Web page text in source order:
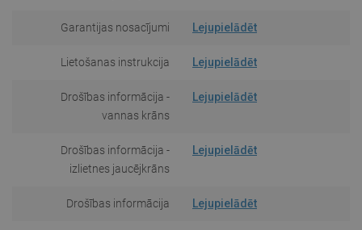
Garantijas nosacījumi Lejupielādēt
Lietošanas instrukcija Lejupielādēt
Drošības informācija -
vannas krāns
Lejupielādēt
Drošības informācija -
izlietnes jaucējkrāns
Lejupielādēt
Drošības informācija Lejupielādēt